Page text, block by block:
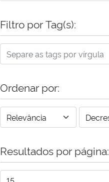
Filtro por Tag(s):
Ordenar por:
Resultados por página: